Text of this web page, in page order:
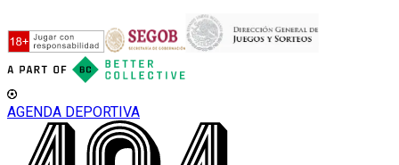
AGENDA DEPORTIVA